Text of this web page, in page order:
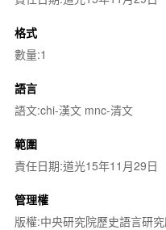
格式
數量:1
語言
語文:chi-漢文 mnc-清文
範圍
責任日期:道光15年11月29日
管理權
版權:中央研究院歷史語言研